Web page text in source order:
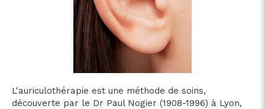
L'auriculothérapie est une méthode de soins,
découverte par le Dr Paul Nogier (1908-1996) à Lyon,